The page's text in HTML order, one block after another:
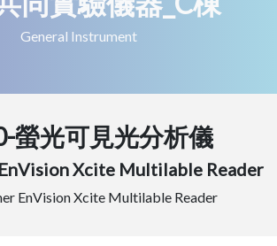
General Instrument
螢光可見光分析儀
Xcite Multilable Reader
EnVision Xcite Multilable Reader